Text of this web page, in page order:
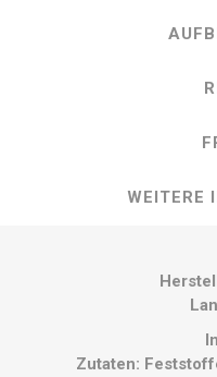
WEITERE
Zutaten: